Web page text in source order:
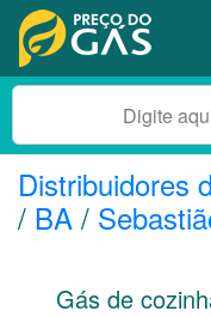
Distribuidores
/ BA /
Gás de